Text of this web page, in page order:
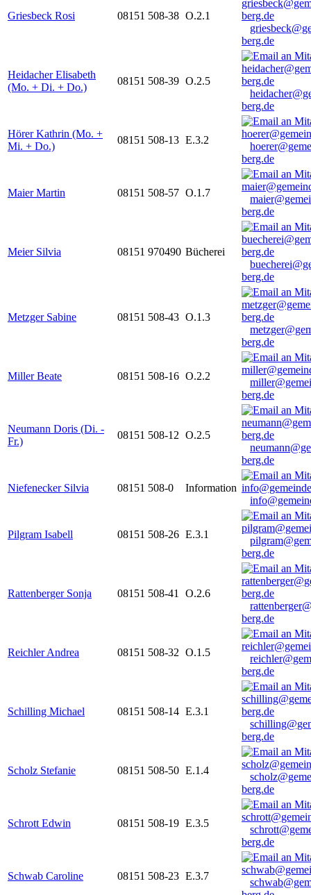
Griesbeck Rosi 08151 508-38 O.2.1
berg.de
Heidacher Elisabeth
(Mo. + Di. + Do.)
08151 508-39 O.2.5
berg.de
Hörer Kathrin (Mo. +
Mi. + Do.)
08151 508-13 E.3.2
berg.de
Maier Martin 08151 508-57 O.1.7
berg.de
Meier Silvia 08151 970490 Bücherei
berg.de
Metzger Sabine 08151 508-43 O.1.3
berg.de
Miller Beate 08151 508-16 O.2.2
berg.de
Neumann Doris (Di. -
Fr.)
08151 508-12 O.2.5
berg.de
Niefenecker Silvia 08151 508-0
Information
Pilgram Isabell 08151 508-26 E.3.1
berg.de
Rattenberger Sonja 08151 508-41
O.2.6
berg.de
Reichler Andrea 08151 508-32 O.1.5
berg.de
Schilling Michael 08151 508-14 E.3.1
berg.de
Scholz Stefanie 08151 508-50 E.1.4
berg.de
Schrott Edwin 08151 508-19 E.3.5
berg.de
Schwab Caroline 08151 508-23 E.3.7